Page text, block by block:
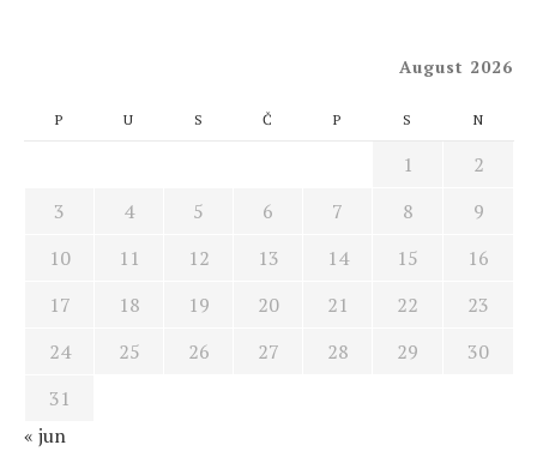
August 2026
P U S Č P S N
1
2
3
4 5 6 7 8
9
10
11 12 13 14 15
16
17
18 19 20 21 22
23
24
25 26 27 28 29
30
31
« jun